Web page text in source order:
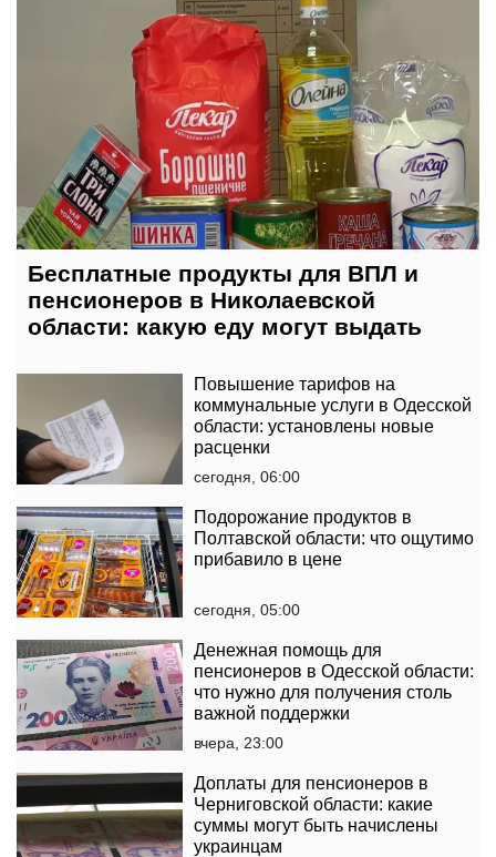
Бесплатные продукты для ВПЛ и
пенсионеров в Николаевской
области: какую еду могут выдать
Повышение тарифов на
коммунальные услуги в Одесской
области: установлены новые
расценки
сегодня, 06:00
Подорожание продуктов в
Полтавской области: что ощутимо
прибавило в цене
сегодня, 05:00
Денежная помощь для
пенсионеров в Одесской области:
что нужно для получения столь
важной поддержки
вчера, 23:00
Доплаты для пенсионеров в
Черниговской области: какие
суммы могут быть начислены
украинцам